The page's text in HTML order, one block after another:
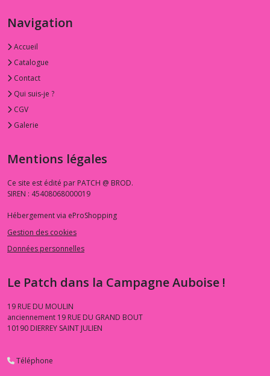
Navigation
Accueil
Catalogue
Contact
Qui suis-je ?
CGV
Galerie
Mentions légales
Ce site est édité par PATCH @ BROD.
SIREN : 45408068000019
Hébergement via eProShopping
Gestion des cookies
Données personnelles
Le Patch dans la Campagne Auboise !
19 RUE DU MOULIN
anciennement 19 RUE DU GRAND BOUT
10190 DIERREY SAINT JULIEN
Téléphone